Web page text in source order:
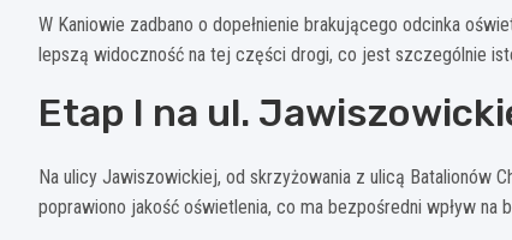
W Kaniowie zadbano o dopełnienie brakującego odcinka
lepszą widoczność na tej części drogi, co jest szczególnie
Etap I na ul.
Na ulicy Jawiszowickiej, od skrzyżowania z ulicą Batalionów
poprawiono jakość oświetlenia, co ma bezpośredni wpływ